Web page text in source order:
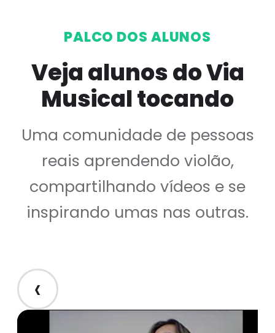
PALCO DOS ALUNOS
Veja alunos do Via
Musical tocando
Uma comunidade de pessoas
reais aprendendo violão,
compartilhando vídeos e se
inspirando umas nas outras.
‹